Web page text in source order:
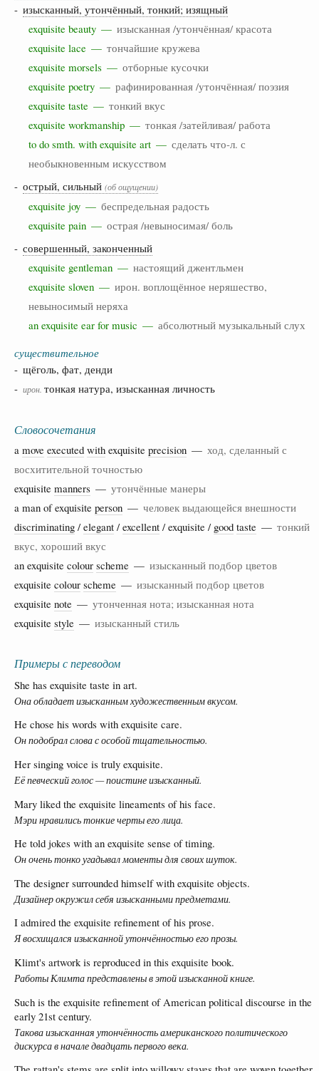
- изысканный, утончённый, тонкий; изящный
exquisite beauty — изысканная /утончённая/ красота
exquisite lace — тончайшие кружева
exquisite morsels — отборные кусочки
exquisite poetry — рафинированная /утончённая/ поэзия
exquisite taste — тонкий вкус
exquisite workmanship — тонкая /затейливая/ работа
to do smth. with exquisite art — сделать что-л. с
необыкновенным искусством
- острый, сильный (об ощущении)
exquisite joy — беспредельная радость
exquisite pain — острая /невыносимая/ боль
- совершенный, законченный
exquisite gentleman — настоящий джентльмен
exquisite sloven — ирон. воплощённое неряшество,
невыносимый неряха
an exquisite ear for music — абсолютный музыкальный слух
существительное
- щёголь, фат, денди
- ирон. тонкая натура, изысканная личность
Словосочетания
a move executed with exquisite precision — ход, сделанный с
восхитительной точностью
exquisite manners — утончённые манеры
a man of exquisite person — человек выдающейся внешности
discriminating / elegant / excellent / exquisite / good taste — тонкий
вкус, хороший вкус
an exquisite colour scheme — изысканный подбор цветов
exquisite colour scheme — изысканный подбор цветов
exquisite note — утонченная нота; изысканная нота
exquisite style — изысканный стиль
Примеры с переводом
She has exquisite taste in art.
Она обладает изысканным художественным вкусом.
He chose his words with exquisite care.
Он подобрал слова с особой тщательностью.
Her singing voice is truly exquisite.
Её певческий голос — поистине изысканный.
Mary liked the exquisite lineaments of his face.
Мэри нравились тонкие черты его лица.
He told jokes with an exquisite sense of timing.
Он очень тонко угадывал моменты для своих шуток.
The designer surrounded himself with exquisite objects.
Дизайнер окружил себя изысканными предметами.
I admired the exquisite refinement of his prose.
Я восхищался изысканной утончённостью его прозы.
Klimt's artwork is reproduced in this exquisite book.
Работы Климта представлены в этой изысканной книге.
Such is the exquisite refinement of American political discourse in the
early 21st century.
Такова изысканная утончённость американского политического
дискурса в начале двадцать первого века.